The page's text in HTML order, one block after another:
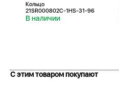
Кольцо
21SR000802C-1HS-31-96
В наличии
С этим товаром покупают